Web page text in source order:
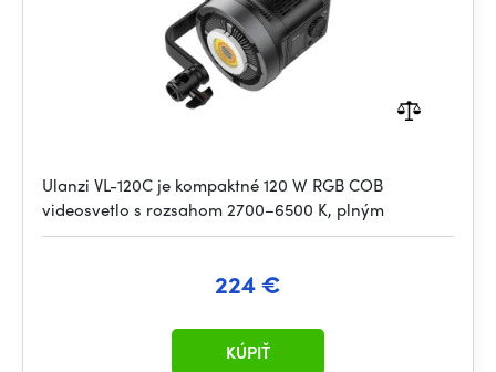
Ulanzi VL-120C je kompaktné 120 W RGB COB
videosvetlo s rozsahom 2700–6500 K, plným
224 €
KÚPIŤ